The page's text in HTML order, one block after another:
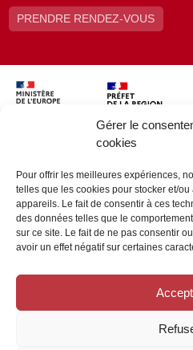
Gérer le
cookies
Pour offrir les meilleures expériences,
telles que les cookies pour stocker et/
appareils. Le fait de consentir à ces
des données telles que le
sur ce site. Le fait de ne pas consentir
avoir un effet négatif sur certaines
PRENDRE RENDEZ-VOUS